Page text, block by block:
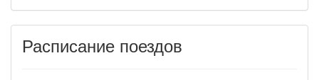
Расписание поездов